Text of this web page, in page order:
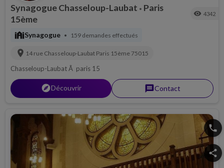
Synagogue Chasseloup-Laubat • Paris
15ème
visibility 4342
synagogueSynagogue • 159 demandes effectués
location_on 14 rue Chasseloup-Laubat Paris 15ème 75015
Chasseloup-Laubat Ã paris 15
explorerDécouvrir messageContact
phone
share